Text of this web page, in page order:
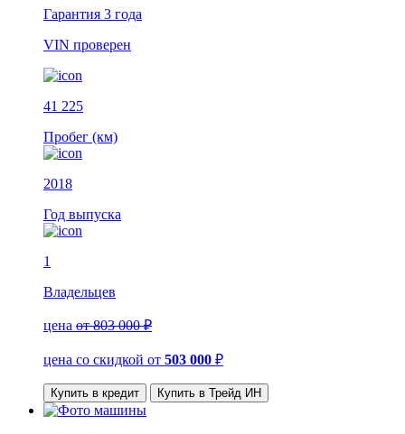
Гарантия 3 года
VIN проверен
41 225
Пробег (км)
2018
Год выпуска
1
Владельцев
цена от 803 000 ₽
цена со скидкой от 503 000 ₽
Купить в кредит Купить в Трейд ИН